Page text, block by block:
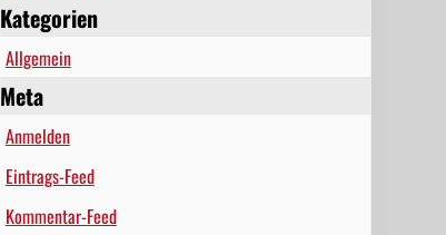
Kategorien
Allgemein
Meta
Anmelden
Eintrags-Feed
Kommentar-Feed